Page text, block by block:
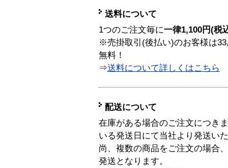
送料について
1つのご注文毎に一律1,100円(税
※売掛取引(後払い)のお客様は
無料！
⇒送料について詳しくはこちら
配送について
在庫がある場合のご注文につき
いる発送日にて当社より発送い
尚、複数の商品をご注文の場合
発送となります。